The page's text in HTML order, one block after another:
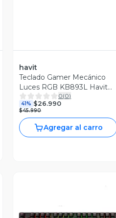
havit
Teclado Gamer Mecánico
Luces RGB KB893L Havit
Negro
0(0)
41% $26.990
$45.990
Agregar al carro